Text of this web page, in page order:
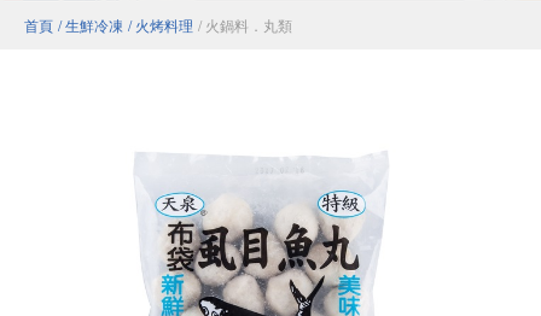
首頁 / 生鮮冷凍 / 火烤料理 / 火鍋料．丸類